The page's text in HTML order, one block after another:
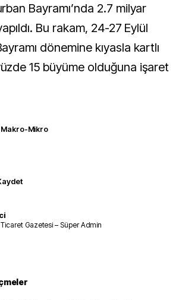
Bayramı’nda 2.7 milyar
Bu rakam, 24-27 Eylül
dönemine kıyasla kartlı
15 büyüme olduğuna işaret
Makro-Mikro
Gazetesi – Süper Admin